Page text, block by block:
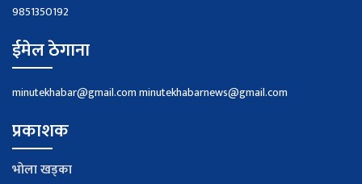
9851350192
ईमेल ठेगाना
minutekhabar@gmail.comminutekhabarnews@gmail.com
प्रकाशक
भाेला खड्का